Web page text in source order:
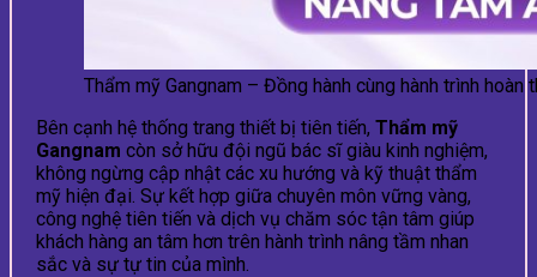
Thẩm mỹ Gangnam – Đồng hành cùng hành trình hoàn
Bên cạnh hệ thống trang thiết bị tiên tiến, Thẩm mỹ
Gangnam còn sở hữu đội ngũ bác sĩ giàu kinh nghiệm,
không ngừng cập nhật các xu hướng và kỹ thuật thẩm
mỹ hiện đại. Sự kết hợp giữa chuyên môn vững vàng,
công nghệ tiên tiến và dịch vụ chăm sóc tận tâm giúp
khách hàng an tâm hơn trên hành trình nâng tầm nhan
sắc và sự tự tin của mình.